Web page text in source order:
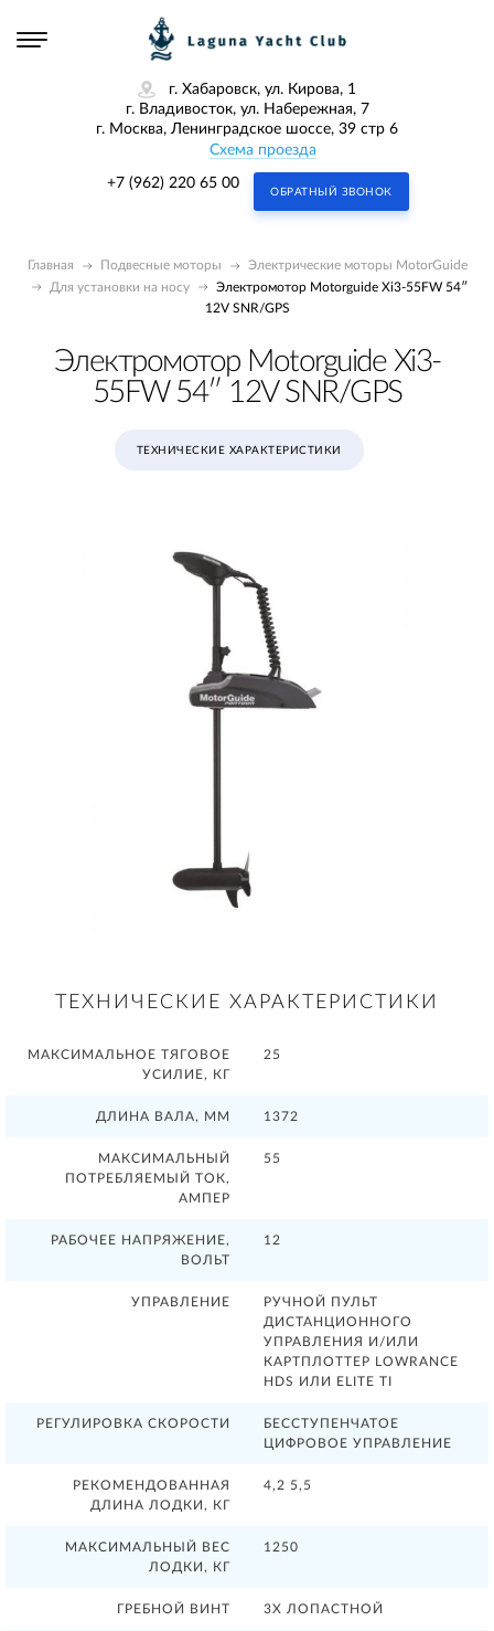
г. Хабаровск, ул. Кирова, 1
г. Владивосток, ул. Набережная, 7
г. Москва, Ленинградское шоссе, 39 стр 6
Схема проезда
+7 (962) 220 65 00
ОБРАТНЫЙ ЗВОНОК
Главная Подвесные моторы
Электрические моторы MotorGuide
Для установки на носу
Электромотор Motorguide Xi3-55FW 54″
12V SNR/GPS
Электромотор Motorguide Xi3-
55FW 54″ 12V SNR/GPS
ТЕХНИЧЕСКИЕ ХАРАКТЕРИСТИКИ
ТЕХНИЧЕСКИЕ ХАРАКТЕРИСТИКИ
МАКСИМАЛЬНОЕ ТЯГОВОЕ
УСИЛИЕ, КГ
25
ДЛИНА ВАЛА, ММ 1372
МАКСИМАЛЬНЫЙ
ПОТРЕБЛЯЕМЫЙ ТОК,
АМПЕР
55
РАБОЧЕЕ НАПРЯЖЕНИЕ,
ВОЛЬТ
12
УПРАВЛЕНИЕ
РУЧНОЙ ПУЛЬТ
ДИСТАНЦИОННОГО
УПРАВЛЕНИЯ И/ИЛИ
КАРТПЛОТТЕР LOWRANCE
HDS ИЛИ ELITE TI
РЕГУЛИРОВКА СКОРОСТИ
БЕССТУПЕНЧАТОЕ
ЦИФРОВОЕ УПРАВЛЕНИЕ
РЕКОМЕНДОВАННАЯ
ДЛИНА ЛОДКИ, КГ
4,2 5,5
МАКСИМАЛЬНЫЙ ВЕС
ЛОДКИ, КГ
1250
ГРЕБНОЙ ВИНТ 3Х ЛОПАСТНОЙ